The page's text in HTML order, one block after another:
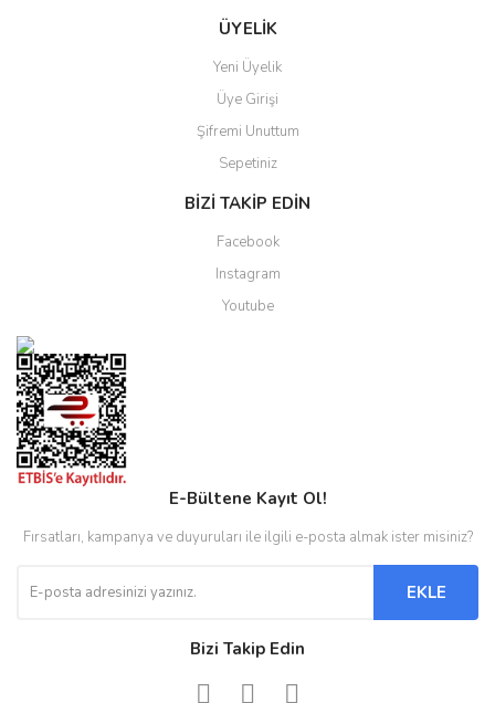
ÜYELİK
Yeni Üyelik
Üye Girişi
Şifremi Unuttum
Sepetiniz
BİZİ TAKİP EDİN
Facebook
Instagram
Youtube
E-Bültene Kayıt Ol!
Fırsatları, kampanya ve duyuruları ile ilgili e-posta almak ister misiniz?
EKLE
Bizi Takip Edin